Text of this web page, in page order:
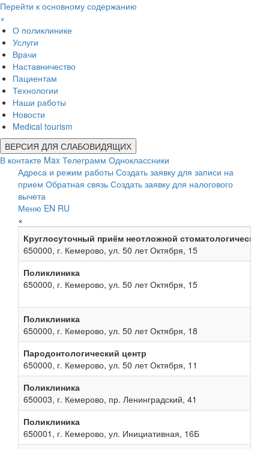
Перейти к основному содержанию
×
О поликлинике
Услуги
Врачи
Наставничество
Пациентам
Технологии
Наши работы
Новости
Medical tourism
ВЕРСИЯ ДЛЯ СЛАБОВИДЯЩИХ
В контакте Max Телеграмм Одноклассники
Адреса и режим работы Создать заявку для записи на
прием Обратная связь Создать заявку для налогового
вычета
Меню EN RU
×
Круглосуточный приём неотложной
650000, г. Кемерово, ул. 50 лет Октября, 15
Поликлиника
650000, г. Кемерово, ул. 50 лет Октября, 15
Поликлиника
650000, г. Кемерово, ул. 50 лет Октября, 18
Пародонтологический центр
650000, г. Кемерово, ул. 50 лет Октября, 11
Поликлиника
650003, г. Кемерово, пр. Ленинградский, 41
Поликлиника
650001, г. Кемерово, ул. Инициативная, 16Б